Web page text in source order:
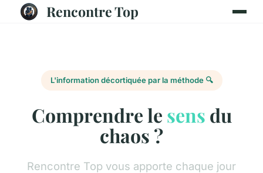
Rencontre Top
L'information décortiquée par la méthode 🔍
Comprendre le sens du
chaos ?
Rencontre Top vous apporte chaque jour